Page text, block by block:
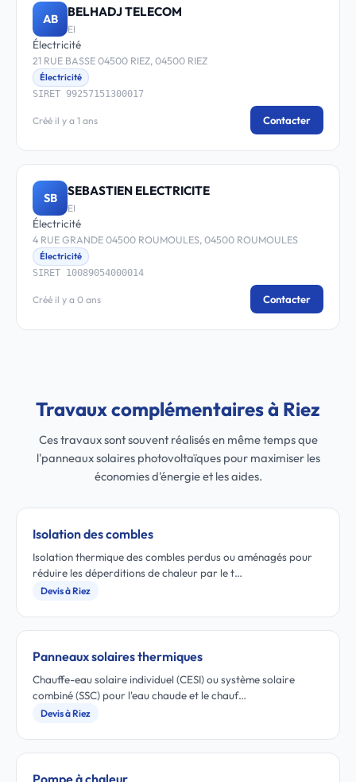
AB BELHADJ TELECOM
EI
Électricité
21 RUE BASSE 04500 RIEZ, 04500 RIEZ
Électricité
SIRET 99257151300017
Créé il y a 1 ans Contacter
SB SEBASTIEN ELECTRICITE
EI
Électricité
4 RUE GRANDE 04500 ROUMOULES, 04500 ROUMOULES
Électricité
SIRET 10089054000014
Créé il y a 0 ans Contacter
Travaux complémentaires à Riez
Ces travaux sont souvent réalisés en même temps que
l'panneaux solaires photovoltaïques pour maximiser les
économies d'énergie et les aides.
Isolation des combles
Isolation thermique des combles perdus ou aménagés pour
réduire les déperditions de chaleur par le t…
Devis à Riez
Panneaux solaires thermiques
Chauffe-eau solaire individuel (CESI) ou système solaire
combiné (SSC) pour l'eau chaude et le chauf…
Devis à Riez
Pompe à chaleur